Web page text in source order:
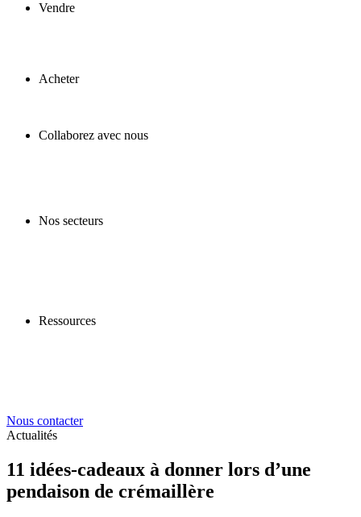
Vendre
Acheter
Collaborez avec nous
Nos secteurs
Ressources
Nous contacter
Actualités
11 idées-cadeaux à donner lors d’une
pendaison de crémaillère